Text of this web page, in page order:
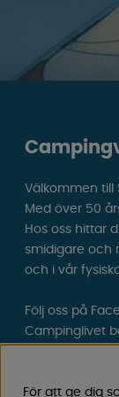
Välkommen till
Med över 50
Hos oss hittar
smidigare och
och i vår
Följ oss på
Campinglivet
För att ge dig